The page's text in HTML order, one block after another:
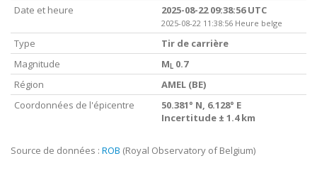
Date et heure 2025-08-22 09:38:56 UTC
2025-08-22 11:38:56 Heure belge
Type
Tir de carrière
Magnitude
M L 0.7
Région
AMEL (BE)
Coordonnées de l'épicentre
50.381° N, 6.128° E
Incertitude ± 1.4 km
Source de données : ROB (Royal Observatory of Belgium)